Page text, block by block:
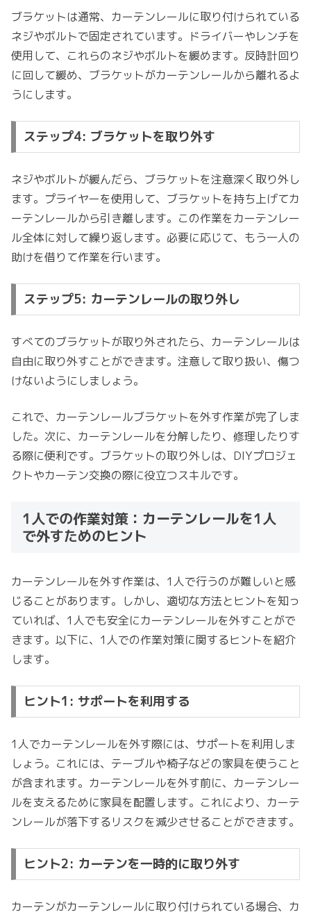
ブラケットは通常、カーテンレールに取り付けられている
ネジやボルトで固定されています。ドライバーやレンチを
使用して、これらのネジやボルトを緩めます。反時計回り
に回して緩め、ブラケットがカーテンレールから離れるよ
うにします。
ステップ4: ブラケットを取り外す
ネジやボルトが緩んだら、ブラケットを注意深く取り外し
ます。プライヤーを使用して、ブラケットを持ち上げてカ
ーテンレールから引き離します。この作業をカーテンレー
ル全体に対して繰り返します。必要に応じて、もう一人の
助けを借りて作業を行います。
ステップ5: カーテンレールの取り外し
すべてのブラケットが取り外されたら、カーテンレールは
自由に取り外すことができます。注意して取り扱い、傷つ
けないようにしましょう。
これで、カーテンレールブラケットを外す作業が完了しま
した。次に、カーテンレールを分解したり、修理したりす
る際に便利です。ブラケットの取り外しは、DIYプロジェ
クトやカーテン交換の際に役立つスキルです。
1人での作業対策：カーテンレールを1人
で外すためのヒント
カーテンレールを外す作業は、1人で行うのが難しいと感
じることがあります。しかし、適切な方法とヒントを知っ
ていれば、1人でも安全にカーテンレールを外すことがで
きます。以下に、1人での作業対策に関するヒントを紹介
します。
ヒント1: サポートを利用する
1人でカーテンレールを外す際には、サポートを利用しま
しょう。これには、テーブルや椅子などの家具を使うこと
が含まれます。カーテンレールを外す前に、カーテンレー
ルを支えるために家具を配置します。これにより、カーテ
ンレールが落下するリスクを減少させることができます。
ヒント2: カーテンを一時的に取り外す
カーテンがカーテンレールに取り付けられている場合、カ